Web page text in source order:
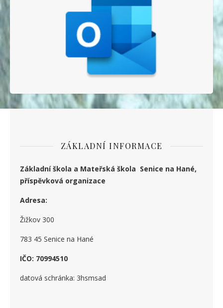
ZÁKLADNÍ INFORMACE
Základní škola a Mateřská škola Senice na Hané,
příspěvková organizace
Adresa:
Žižkov 300
783 45 Senice na Hané
IČO: 70994510
datová schránka: 3hsmsad